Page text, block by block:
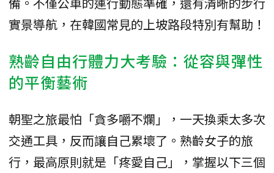
實景導航，在韓國常見的上坡路段特別有幫助！
熟齡自由行體力大考驗：從容與彈性
的平衡藝術
朝聖之旅最怕「貪多嚼不爛」，一天換乘太多次
交通工具，反而讓自己累壞了。熟齡女子的旅
行，最高原則就是「疼愛自己」，掌握以下三個